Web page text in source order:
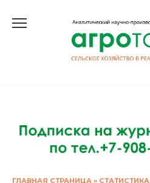
ГЛАВНАЯ СТРАНИЦА » СТАТИСТИКА